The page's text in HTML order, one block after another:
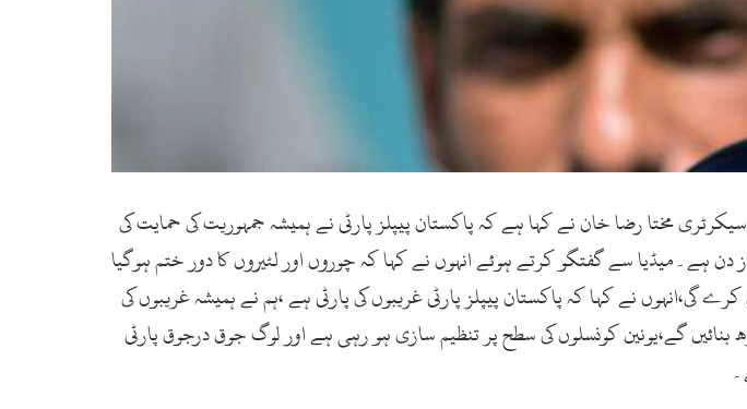
سوات کے انفارمیشن سیکرٹری مختا رضا خان نے کہا ہے کہ پاکستان پیپلز پارٹی نے ہمیشہ جمہوریت کی حمایت کی
دن ہے۔میڈیا سے گفتگو کرتے ہوئے انہوں نے کہا کہ چوروں اور لٹیروں کا دور ختم ہوگیا
گی،انہوں نے کہا کہ پاکستان پیپلز پارٹی غریبوں کی پارٹی ہے ،ہم نے ہمیشہ غریبوں کی
بنائیں گے،یونین کونسلوں کی سطح پر تنظیم سازی ہو رہی ہے اور لوگ جوق درجوق پارٹی